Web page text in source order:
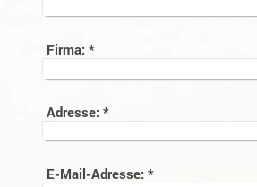
Firma:*
Adresse:*
E-Mail-Adresse:*